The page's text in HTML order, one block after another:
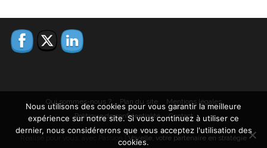
Qui sommes-nous ? Plan du site
Mentions légales
Politique de confidentialité
Contact
Voyelle, votre partenaire en stratégie
Nous utilisons des cookies pour vous garantir la meilleure
expérience sur notre site. Si vous continuez à utiliser ce
dernier, nous considérerons que vous acceptez l'utilisation des
cookies.